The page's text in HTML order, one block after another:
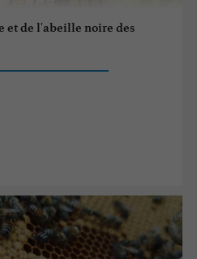
et de l'abeille noire des